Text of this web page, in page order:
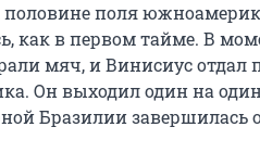
поля
как в первом тайме. В
мяч, и Винисиус отдал
Он выходил один на
Бразилии